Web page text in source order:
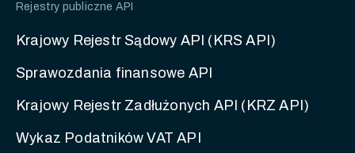
Rejestry publiczne API
Krajowy Rejestr Sądowy API (KRS API)
Sprawozdania finansowe API
Krajowy Rejestr Zadłużonych API (KRZ API)
Wykaz Podatników VAT API